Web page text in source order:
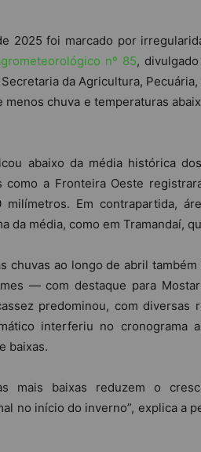
2025 foi marcado por
nº 85,
da Agricultura,
menos chuva e temperaturas
abaixo da média histórica
como a Fronteira Oeste
milímetros. Em contrapartida,
da média, como em Tramandaí,
chuvas ao longo de abril
— com destaque para
predominou, com diversas
interferiu no cronograma
baixas.
mais baixas reduzem o
no início do inverno”, explica a